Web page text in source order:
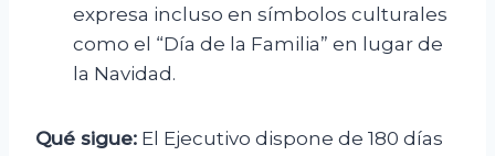
expresa incluso en símbolos culturales
como el “Día de la Familia” en lugar de
la Navidad.
Qué sigue: El Ejecutivo dispone de 180 días